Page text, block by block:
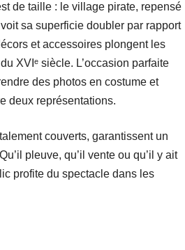
de taille : le village pirate, repensé
sa superficie doubler par rapport
et accessoires plongent les
XVIᵉ siècle. L’occasion parfaite
des photos en costume et
deux représentations.
couverts, garantissent un
pleuve, qu’il vente ou qu’il y ait
profite du spectacle dans les